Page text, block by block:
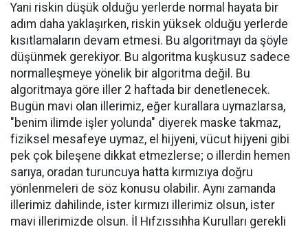
Yani riskin düşük olduğu yerlerde normal hayata bir
adım daha yaklaşırken, riskin yüksek olduğu yerlerde
kısıtlamaların devam etmesi. Bu algoritmayı da şöyle
düşünmek gerekiyor. Bu algoritma kuşkusuz sadece
normalleşmeye yönelik bir algoritma değil. Bu
algoritmaya göre iller 2 haftada bir denetlenecek.
Bugün mavi olan illerimiz, eğer kurallara uymazlarsa,
"benim ilimde işler yolunda" diyerek maske takmaz,
fiziksel mesafeye uymaz, el hijyeni, vücut hijyeni gibi
pek çok bileşene dikkat etmezlerse; o illerdin hemen
sarıya, oradan turuncuya hatta kırmızıya doğru
yönlenmeleri de söz konusu olabilir. Aynı zamanda
illerimiz dahilinde, ister kırmızı illerimiz olsun, ister
mavi illerimizde olsun. İl Hıfzıssıhha Kurulları gerekli